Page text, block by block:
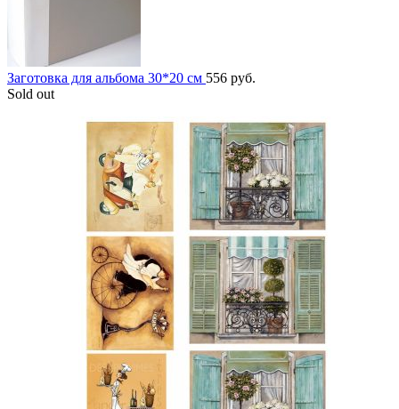
Заготовка для альбома 30*20 см 556 руб.
Sold out